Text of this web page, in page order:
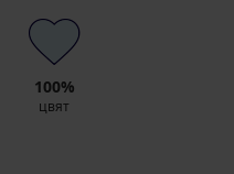
100%
цвят